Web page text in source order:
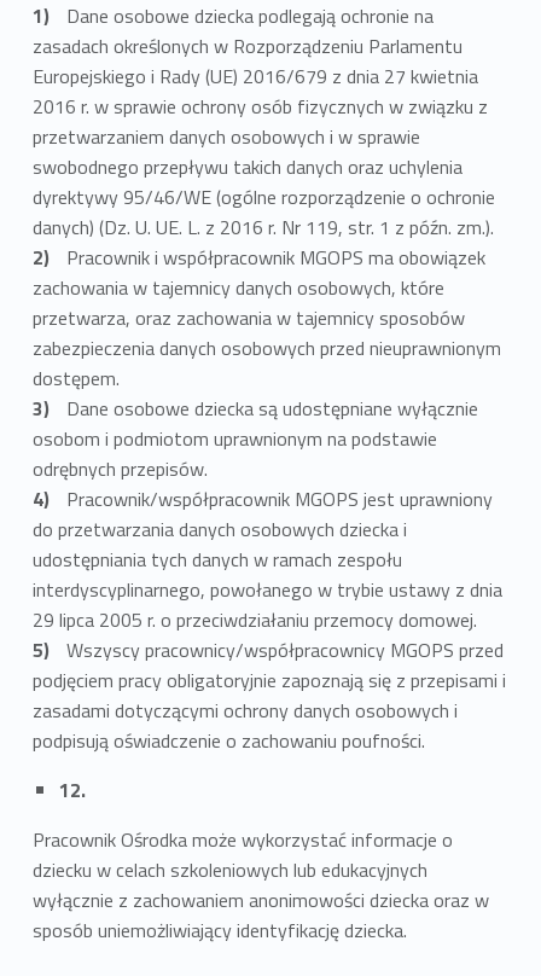
Dane osobowe dziecka podlegają ochronie na
zasadach określonych w Rozporządzeniu Parlamentu
Europejskiego i Rady (UE) 2016/679 z dnia 27 kwietnia
2016 r. w sprawie ochrony osób fizycznych w związku z
przetwarzaniem danych osobowych i w sprawie
swobodnego przepływu takich danych oraz uchylenia
dyrektywy 95/46/WE (ogólne rozporządzenie o ochronie
danych) (Dz. U. UE. L. z 2016 r. Nr 119, str. 1 z późn. zm.).
Pracownik i współpracownik MGOPS ma obowiązek
zachowania w tajemnicy danych osobowych, które
przetwarza, oraz zachowania w tajemnicy sposobów
zabezpieczenia danych osobowych przed nieuprawnionym
dostępem.
Dane osobowe dziecka są udostępniane wyłącznie
osobom i podmiotom uprawnionym na podstawie
odrębnych przepisów.
Pracownik/współpracownik MGOPS jest uprawniony
do przetwarzania danych osobowych dziecka i
udostępniania tych danych w ramach zespołu
interdyscyplinarnego, powołanego w trybie ustawy z dnia
29 lipca 2005 r. o przeciwdziałaniu przemocy domowej.
Wszyscy pracownicy/współpracownicy MGOPS przed
podjęciem pracy obligatoryjnie zapoznają się z przepisami i
zasadami dotyczącymi ochrony danych osobowych i
podpisują oświadczenie o zachowaniu poufności.
12.
Pracownik Ośrodka może wykorzystać informacje o
dziecku w celach szkoleniowych lub edukacyjnych
wyłącznie z zachowaniem anonimowości dziecka oraz w
sposób uniemożliwiający identyfikację dziecka.